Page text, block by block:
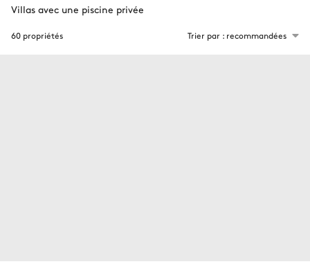
60 propriétés Trier par : recommandées
Villas avec une piscine privée